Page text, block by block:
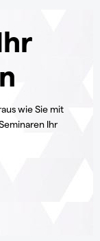
wie Sie mit
Ihr